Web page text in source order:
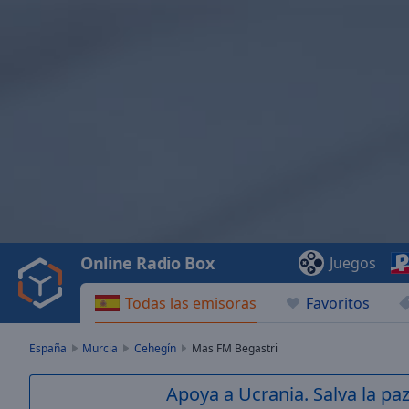
Video
Play
Backward
Skip
Current
Todas las emisoras Favoritos
Online Radio Box Juegos
España Murcia Cehegín Mas FM Begastri
Apoya a Ucrania. Salva la